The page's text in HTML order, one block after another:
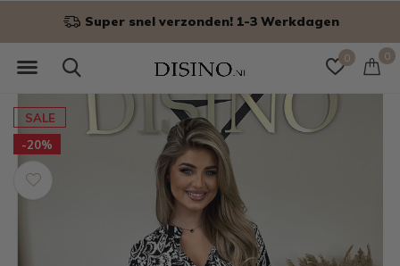
0 0
Super snel verzonden! 1-3 Werkdagen
SALE
-20%